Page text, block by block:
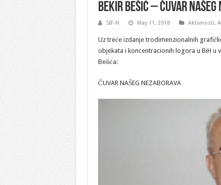
BEKIR BEŠIĆ – ČUVAR NAŠEG
SIF-N May 11, 2018 Aktivnosti,
Uz treće izdanje trodimenzionalnih
objekata i koncentracionih logora u BiH u
Bešića:
ČUVAR NAŠEG NEZABORAVA